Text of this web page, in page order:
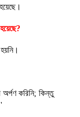
করিনি; কিন্তু